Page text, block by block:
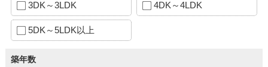
3DK～3LDK 4DK～4LDK
5DK～5LDK以上
築年数